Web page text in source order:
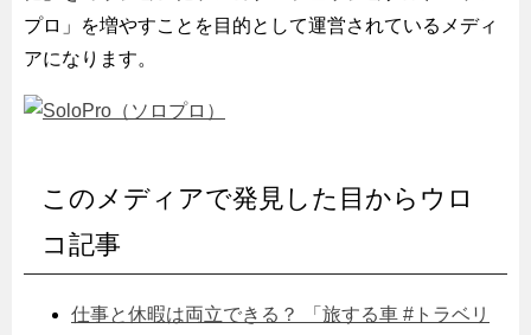
プロ」を増やすことを目的として運営されているメディ
アになります。
このメディアで発見した目からウロ
コ記事
仕事と休暇は両立できる？ 「旅する車 #トラベリ